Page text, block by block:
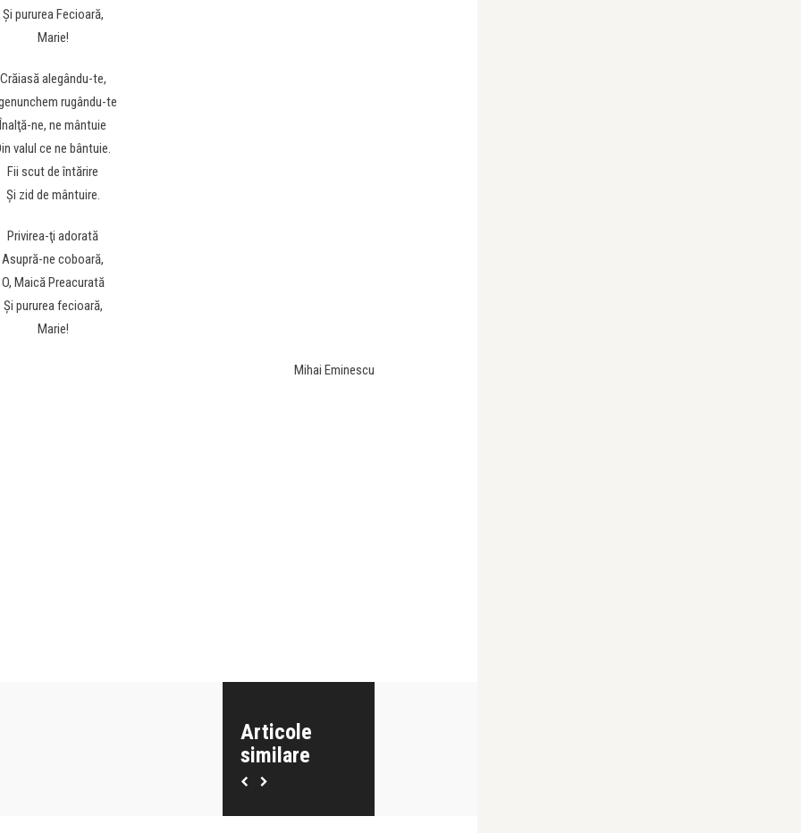
Şi pururea Fecioară,
Marie!
Crăiasă alegându-te,
rugându-te
Înalţă-ne, ne mântuie
valul ce ne bântuie.
Fii scut de întărire
Şi zid de mântuire.
Privirea-ţi adorată
Asupră-ne coboară,
O, Maică Preacurată
Şi pururea fecioară,
Marie!
Mihai Eminescu
Articole
similare